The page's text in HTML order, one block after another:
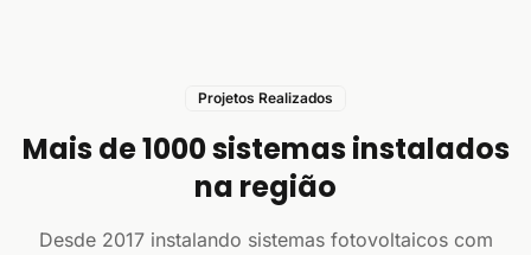
Projetos Realizados
Mais de 1000 sistemas instalados
na região
Desde 2017 instalando sistemas fotovoltaicos com